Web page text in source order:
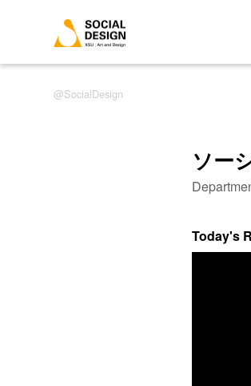
SocialDesign
ソー
Today's